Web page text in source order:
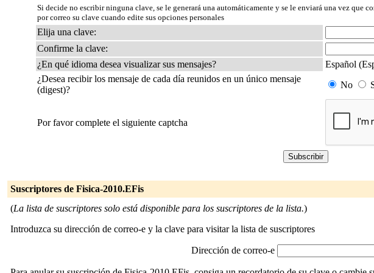
Si decide no escribir ninguna clave, se le generará una automáticamente y se le enviará una vez que
por correo su clave cuando edite sus opciones personales
Elija una clave:
Confirme la clave:
¿En qué idioma desea visualizar sus mensajes?
Español
¿Desea recibir los mensaje de cada día reunidos en un único mensaje
(digest)?
No
Por favor complete el siguiente captcha
Suscriptores de Fisica-2010.EFis
(La lista de suscriptores solo está disponible para los suscriptores de la lista.)
Introduzca su dirección de correo-e y la clave para visitar la lista de suscriptores
Dirección de correo-e